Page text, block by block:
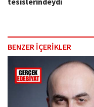
BENZER İÇERİKLER